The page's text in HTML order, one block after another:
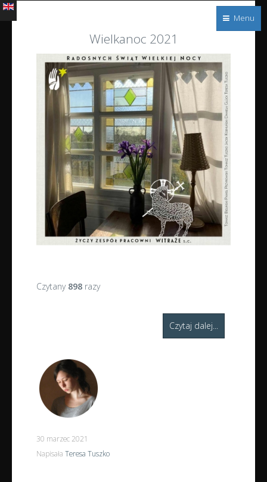
Witraże
s.c.
Dekoracyjne
szkło w
architekturze
Wielkanoc 2021
Czytany 898razy
Czytaj dalej...
30 marzec 2021
Napisała Teresa Tuszko
Menu